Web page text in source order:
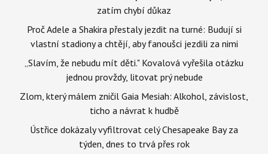
zatím chybí důkaz
Proč Adele a Shakira přestaly jezdit na turné: Budují si
vlastní stadiony a chtějí, aby fanoušci jezdili za nimi
„Slavím, že nebudu mít děti." Kovalová vyřešila otázku
jednou provždy, litovat prý nebude
Zlom, který málem zničil Gaia Mesiah: Alkohol, závislost,
ticho a návrat k hudbě
Ústřice dokázaly vyfiltrovat celý Chesapeake Bay za
týden, dnes to trvá přes rok